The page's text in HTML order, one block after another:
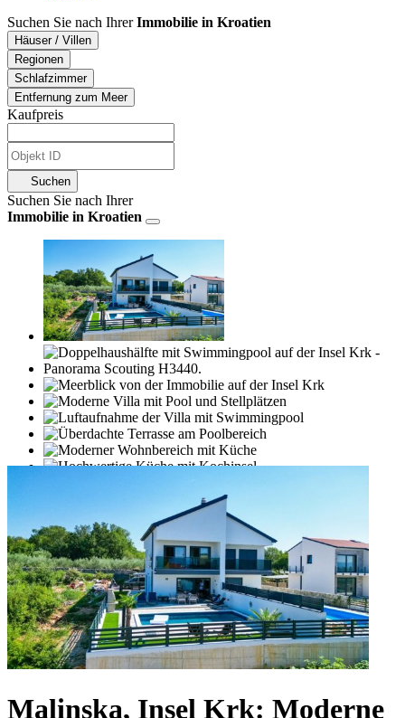
Suchen Sie nach IhrerImmobilie in Kroatien
Häuser / Villen
Regionen
Schlafzimmer
Entfernung zum Meer
Kaufpreis
Suchen
Suchen Sie nach Ihrer
Immobilie in Kroatien
Malinska, Insel Krk: Moderne